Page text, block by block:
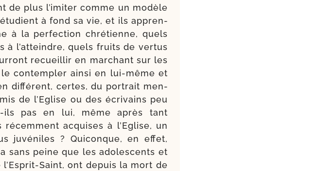
de plus l’imiter comme un modèle
à fond sa vie, et ils appren­
à la per­fec­tion chré­tienne, quels
à l’atteindre, quels fruits de ver­tus
recueillir en mar­chant sur les
contem­pler ain­si en lui-​même et
dif­fé­rent, certes, du por­trait men­
de l’Eglise ou des écri­vains peu
​ils pas en lui, même après tant
acquises à l’Eglise, un
juvé­niles ? Quiconque, en effet,
sans peine que les ado­les­cents et
Saint, ont depuis la mort de